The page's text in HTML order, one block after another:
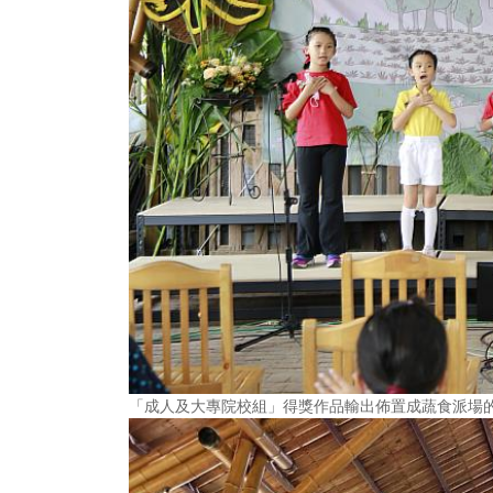
「成人及大專院校組」得獎作品輸出佈置成蔬食派場